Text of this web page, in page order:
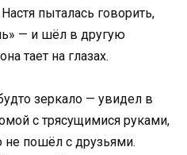
пыталась говорить,
— и шёл в другую
тает на глазах.
зеркало — увидел в
с трясущимися руками,
не пошёл с друзьями.